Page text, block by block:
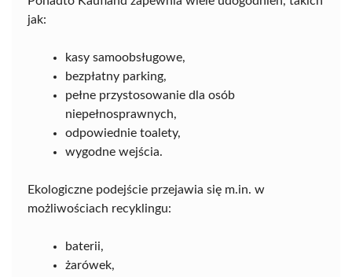
jak:
kasy samoobsługowe,
bezpłatny parking,
pełne przystosowanie dla osób
niepełnosprawnych,
odpowiednie toalety,
wygodne wejścia.
Ekologiczne podejście przejawia się m.in. w
możliwościach recyklingu:
baterii,
żarówek,